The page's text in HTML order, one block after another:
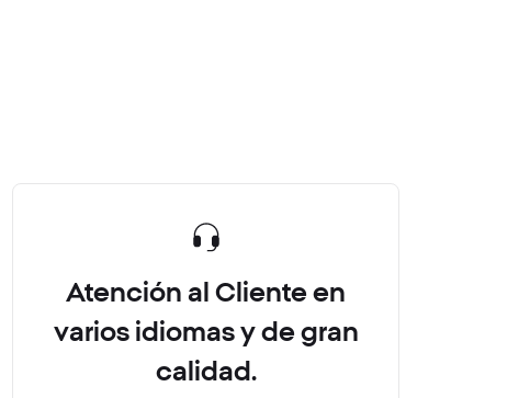
Atención al Cliente en
varios idiomas y de gran
calidad.